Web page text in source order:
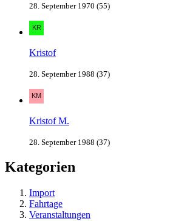
28. September 1970 (55)
Kristof
28. September 1988 (37)
Kristof M.
28. September 1988 (37)
Kategorien
Import
Fahrtage
Veranstaltungen